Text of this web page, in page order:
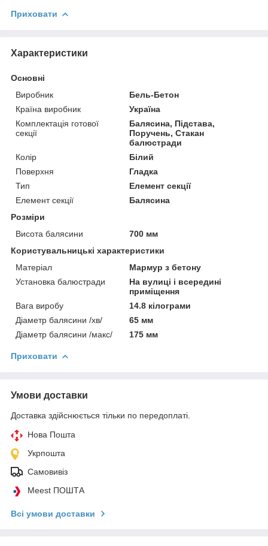
Приховати
Характеристики
Основні
Виробник
Бель-Бетон
Країна виробник
Україна
Комплектація готової
секції
Балясина, Підстава,
Поручень, Стакан
балюстради
Колір
Білий
Поверхня
Гладка
Тип
Елемент секції
Елемент секції
Балясина
Розміри
Висота балясини
700 мм
Користувальницькі характеристики
Матеріал
Мармур з бетону
Установка балюстради
На вулиці і всередині
приміщення
Вага виробу
14.8 кілограми
Діаметр балясини /хв/
65 мм
Діаметр балясини /макс/
175 мм
Приховати
Умови доставки
Доставка здійснюється тільки по передоплаті.
Нова Пошта
Укрпошта
Самовивіз
Meest ПОШТА
Всі умови доставки